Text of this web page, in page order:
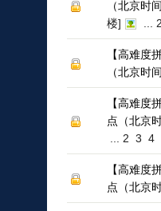
（北京时
楼]
2
【高难
（北京时
【高难
点（北京
2 3 4
【高难
点（北京